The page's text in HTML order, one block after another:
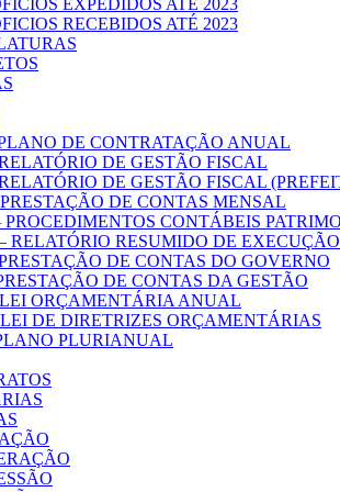
EXPEDIDOS ATÉ 2023
RECEBIDOS ATÉ 2023
DE CONTRATAÇÃO ANUAL
DE GESTÃO FISCAL
DE GESTÃO FISCAL
DE CONTAS MENSAL
PROCEDIMENTOS CONTÁBEIS
RELATÓRIO RESUMIDO DE
DE CONTAS DO GOVERNO
DE CONTAS DA GESTÃO
ORÇAMENTÁRIA ANUAL
DE DIRETRIZES ORÇAMENTÁRIAS
PLURIANUAL